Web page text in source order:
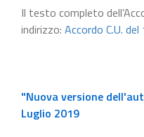
Il testo completo
indirizzo: Accordo C.U.
"Nuova versione
Luglio 2019